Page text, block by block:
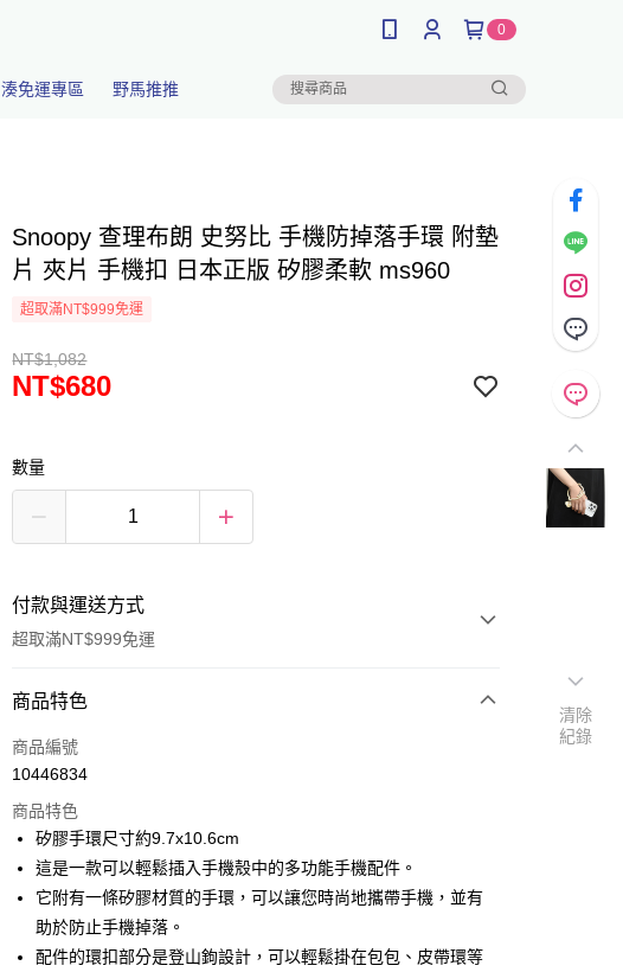
0
湊免運專區 野馬推推
Snoopy 查理布朗 史努比 手機防掉落手環 附墊
片 夾片 手機扣 日本正版 矽膠柔軟 ms960
超取滿NT$999免運
NT$1,082
NT$680
數量
付款與運送方式
超取滿NT$999免運
付款方式
信用卡一次付款
3 期 0 利率 每期
合作金庫商業銀行
第一商業銀行
華南商業銀行
彰化商業銀行
國泰世華商業銀行
臺灣中小企業銀行
台中商業銀行
超商取貨付款
Apple Pay
商品特色
商品編號
10446834
商品特色
矽膠手環尺寸約9.7x10.6cm
這是一款可以輕鬆插入手機殼中的多功能手機配件。
它附有一條矽膠材質的手環，可以讓您時尚地攜帶手機，並有
助於防止手機掉落。
配件的環扣部分是登山鉤設計，可以輕鬆掛在包包、皮帶環等
清除
紀錄